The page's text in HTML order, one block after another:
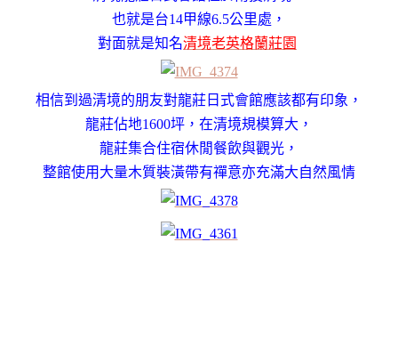
也就是台14甲線6.5公里處，
對面就是知名清境老英格蘭莊園
相信到過清境的朋友對龍莊日式會館應該都有印象，
龍莊佔地1600坪 ， 在清境規模算大 ，
龍莊集合住宿休閒餐飲與觀光 ，
整館使用大量木質裝潢帶有禪意亦充滿大自然風情